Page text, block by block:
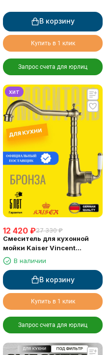
В корзину
Купить в 1 клик
Запрос счета для юрлиц
хит
12 420 ₽27 330 ₽
Смеситель для кухонной
мойки Kaiser Vincent
(31544-1), бронза
В наличии
В корзину
Купить в 1 клик
Запрос счета для юрлиц